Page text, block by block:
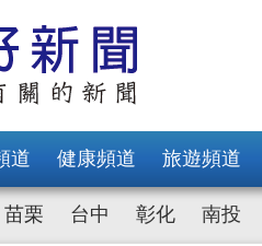
道 健康頻道 旅遊頻道
苗栗 台中 彰化 南投